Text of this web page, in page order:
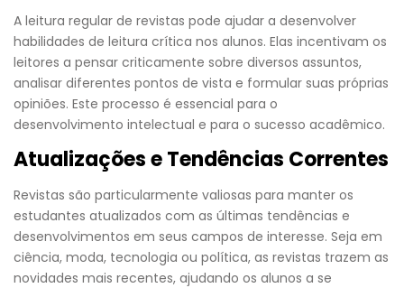
A leitura regular de revistas pode ajudar a desenvolver
habilidades de leitura crítica nos alunos. Elas incentivam os
leitores a pensar criticamente sobre diversos assuntos,
analisar diferentes pontos de vista e formular suas próprias
opiniões. Este processo é essencial para o
desenvolvimento intelectual e para o sucesso acadêmico.
Atualizações e Tendências Correntes
Revistas são particularmente valiosas para manter os
estudantes atualizados com as últimas tendências e
desenvolvimentos em seus campos de interesse. Seja em
ciência, moda, tecnologia ou política, as revistas trazem as
novidades mais recentes, ajudando os alunos a se